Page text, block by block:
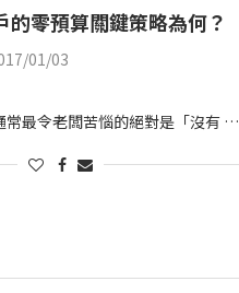
的零預算關鍵策略為何？
01/03
常最令老闆苦惱的絕對是「沒有 …